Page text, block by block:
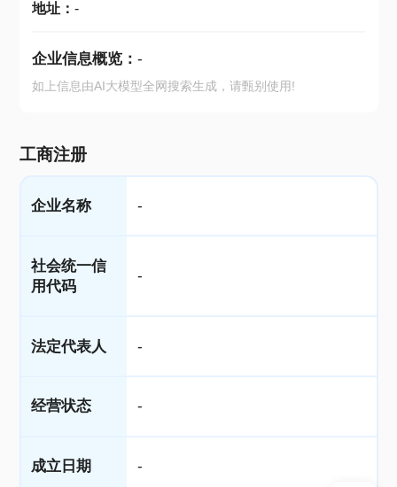
地址： -
企业信息概览： -
如上信息由AI大模型全网搜索生成，请甄别使用!
工商注册
企业名称 -
社会统一信
用代码
-
法定代表人 -
经营状态 -
成立日期 -